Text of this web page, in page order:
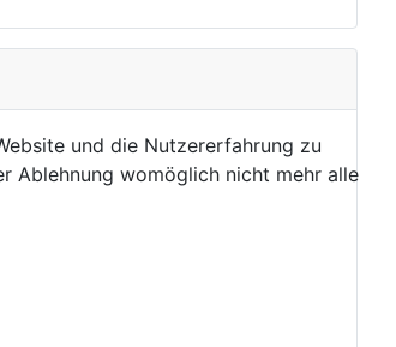
und die Nutzererfahrung zu
Ablehnung womöglich nicht mehr alle